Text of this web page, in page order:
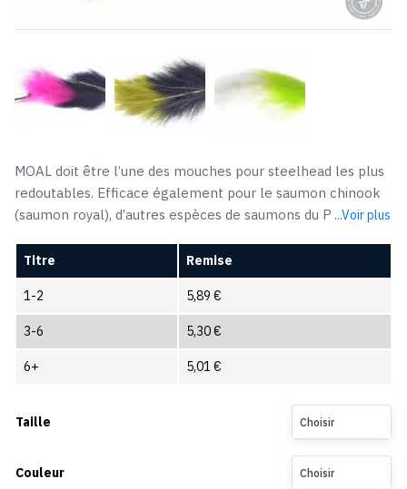
MOAL doit être l’une des mouches pour steelhead les plus
redoutables. Efficace également pour le saumon chinook
(saumon royal), d’autres espèces de saumons du P ...Voir plus
Titre Remise
1-2 5,89 €
3-6 5,30€
6+ 5,01 €
Taille Choisir
Couleur Choisir